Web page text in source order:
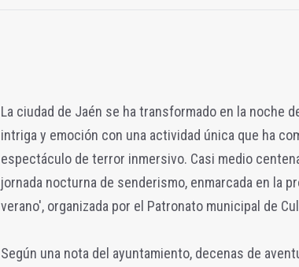
La ciudad de Jaén se ha transformado en la noche
intriga y emoción con una actividad única que ha
espectáculo de terror inmersivo. Casi medio
jornada nocturna de senderismo, enmarcada en la
verano', organizada por el Patronato municipal de
Según una nota del ayuntamiento, decenas de